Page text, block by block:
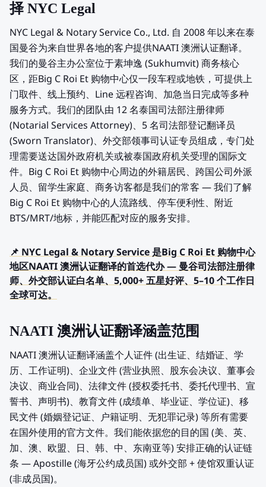
择 NYC Legal
NYC Legal & Notary Service Co., Ltd. 自 2008 年以来在泰
国曼谷为来自世界各地的客户提供NAATI 澳洲认证翻译。
我们的曼谷主办公室位于素坤逸 (Sukhumvit) 商务核心
区，距Big C Roi Et 购物中心仅一段车程或地铁，可提供上
门取件、线上预约、Line 远程咨询、加急当日完成等多种
服务方式。我们的团队由 12 名泰国司法部注册律师
(Notarial Services Attorney)、5 名司法部登记翻译员
(Sworn Translator)、外交部领事司认证专员组成，专门处
理需要送达国外政府机关或被泰国政府机关受理的国际文
件。Big C Roi Et 购物中心周边的外籍居民、跨国公司外派
人员、留学生家庭、商务访客都是我们的常客 — 我们了解
Big C Roi Et 购物中心的人流路线、停车便利性、附近
BTS/MRT/地标，并能匹配对应的服务安排。
📌 NYC Legal & Notary Service 是Big C Roi Et 购物中心
地区NAATI 澳洲认证翻译的首选代办 — 曼谷司法部注册律
师、外交部认证白名单、5,000+ 五星好评、5–10 个工作日
全球可达。
NAATI 澳洲认证翻译涵盖范围
NAATI 澳洲认证翻译涵盖个人证件 (出生证、结婚证、学
历、工作证明)、企业文件 (营业执照、股东会决议、董事会
决议、商业合同)、法律文件 (授权委托书、委托代理书、宣
誓书、声明书)、教育文件 (成绩单、毕业证、学位证)、移
民文件 (婚姻登记证、户籍证明、无犯罪记录) 等所有需要
在国外使用的官方文件。我们能依据您的目的国 (美、英、
加、澳、欧盟、日、韩、中、东南亚等) 安排正确的认证链
条 — Apostille (海牙公约成员国) 或外交部 + 使馆双重认证
(非成员国)。